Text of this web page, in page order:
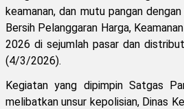
keamanan, dan mutu pangan
Bersih Pelanggaran Harga,
2026 di sejumlah pasar dan
(4/3/2026).
Kegiatan yang dipimpin Satgas
melibatkan unsur kepolisian, Dinas